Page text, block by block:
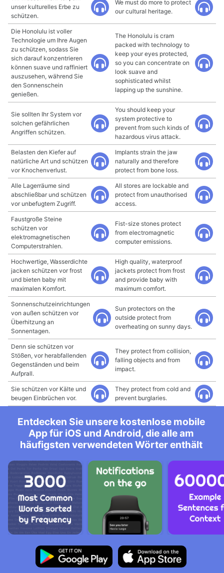
unser kulturelles Erbe zu
schützen.
We must do more to protect
our cultural heritage.
Die Honolulu ist voller
Technologie um Ihre Augen
zu schützen, sodass Sie
sich darauf konzentrieren
können suave und raffiniert
auszusehen, während Sie
den Sonnenschein
genießen.
The Honolulu is cram
packed with technology to
keep your eyes protected,
so you can concentrate on
look suave and
sophisticated whilst
lapping up the sunshine.
Sie sollten Ihr System vor
solchen gefährlichen
Angriffen schützen.
You should keep your
system protective to
prevent from such kinds of
hazardous virus attack.
Belasten den Kiefer auf
natürliche Art und schützen
vor Knochenverlust.
Implants strain the jaw
naturally and therefore
protect from bone loss.
Alle Lagerräume sind
abschließbar und schützen
vor unbefugtem Zugriff.
All stores are lockable and
protect from unauthorised
access.
Faustgroße Steine
schützen vor
elektromagnetischen
Computerstrahlen.
Fist-size stones protect
from electromagnetic
computer emissions.
Hochwertige, Wasserdichte
jacken schützen vor frost
und bieten baby mit
maximalen Komfort.
High quality, waterproof
jackets protect from frost
and provide baby with
maximum comfort.
Sonnenschutzeinrichtungen
von außen schützen vor
Überhitzung an
Sonnentagen.
Sun protectors on the
outside protect from
overheating on sunny days.
Denn sie schützen vor
Stößen, vor herabfallenden
Gegenständen und beim
Aufprall.
They protect from collision,
falling objects and from
impact.
Sie schützen vor Kälte und
beugen Einbrüchen vor.
They protect from cold and
prevent burglaries.
Entdecken Sie unsere kostenlose mobile
App für iOS und Android, die alle am
häufigsten verwendeten Wörter enthält